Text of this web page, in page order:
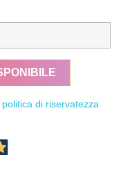
politica di riservatezza